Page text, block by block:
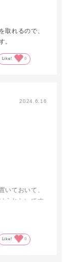
取れるので、
。
Like! 0
2024.6.16
いておいて、
うれしいです
には充分で
Like! 0